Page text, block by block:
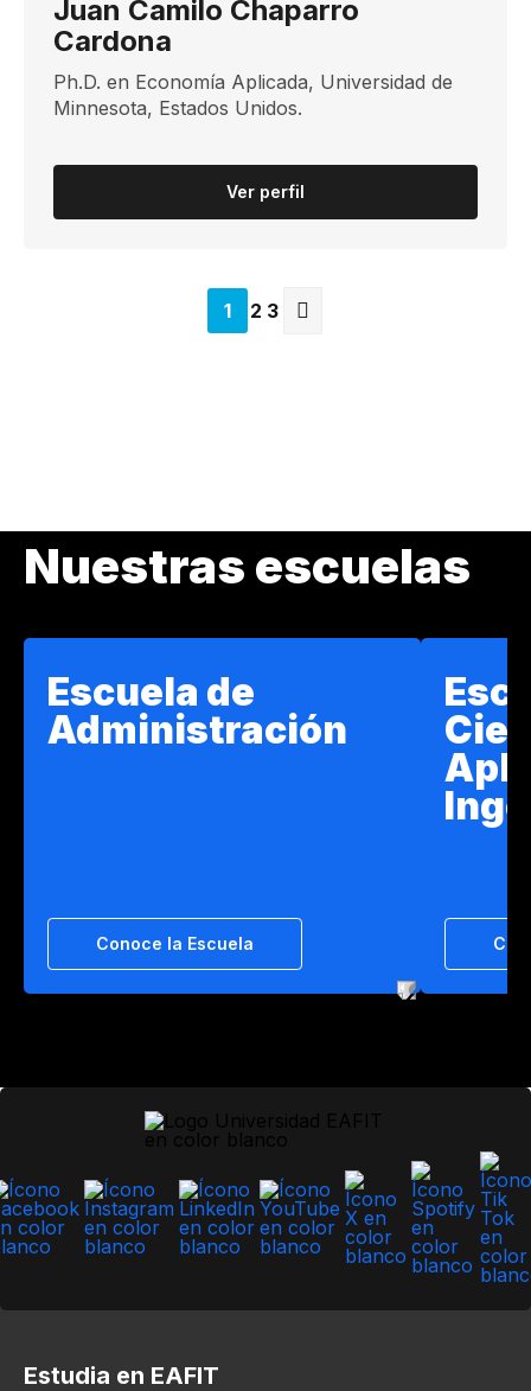
Juan Camilo Chaparro
Cardona
​​Ph.D. en Economía Aplicada, Universidad de ​
Minnesota, Estados Unidos.
Ver perfil
1 2 3
Nuestras escuelas
Escuela de
Administración
Conoce la Escuela
Estudia en EAFIT